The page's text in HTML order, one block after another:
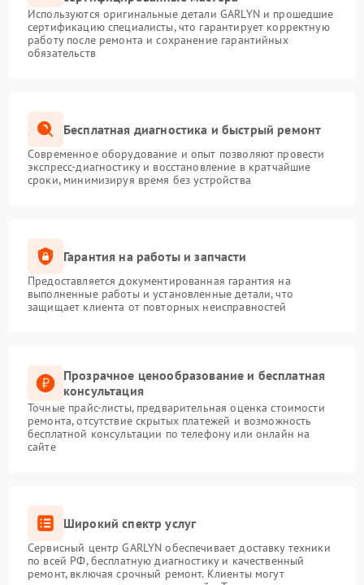
Используются оригинальные детали GARLYN и прошедшие
сертификацию специалисты, что гарантирует корректную
работу после ремонта и сохранение гарантийных
обязательств
Бесплатная диагностика и быстрый ремонт
Современное оборудование и опыт позволяют провести
экспресс-диагностику и восстановление в кратчайшие
сроки, минимизируя время без устройства
Гарантия на работы и запчасти
Предоставляется документированная гарантия на
выполненные работы и установленные детали, что
защищает клиента от повторных неисправностей
Прозрачное ценообразование и бесплатная
консультация
Точные прайс-листы, предварительная оценка стоимости
ремонта, отсутствие скрытых платежей и возможность
бесплатной консультации по телефону или онлайн на
сайте
Широкий спектр услуг
Сервисный центр GARLYN обеспечивает доставку техники
по всей РФ, бесплатную диагностику и качественный
ремонт, включая срочный ремонт. Клиенты могут